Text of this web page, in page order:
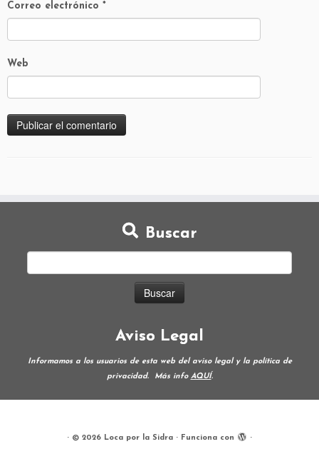
Correo electrónico *
Web
Buscar
Aviso Legal
Informamos a los usuarios de esta web del aviso legal y la política de
privacidad.
Más info AQUÍ.
· © 2026 Loca por la Sidra · Funciona con ·